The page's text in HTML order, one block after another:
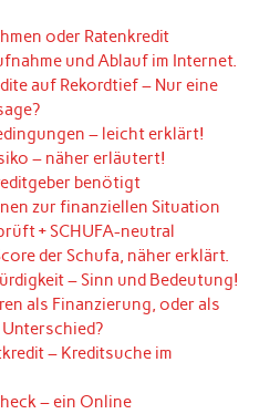
oder Ratenkredit
und Ablauf im Internet.
auf Rekordtief – Nur eine
– leicht erklärt!
– näher erläutert!
benötigt
zur finanziellen Situation
+ SCHUFA-neutral
der Schufa, näher erklärt.
– Sinn und Bedeutung!
als Finanzierung, oder als
– Kreditsuche im
– ein Online